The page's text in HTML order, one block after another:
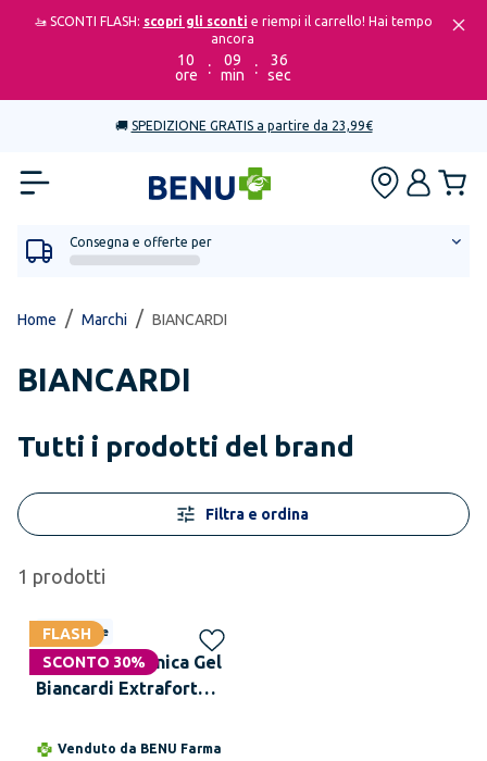
🚤 SCONTI FLASH: scopri gli sconti e riempi il carrello! Hai tempo
ancora
10
ore
:
09
min
:
36
sec
🚚 SPEDIZIONE GRATIS a partire da 23,99€
Consegna e offerte per
Home / Marchi / BIANCARDI
BIANCARDI
Tutti i prodotti del brand
Filtra e ordina
1 prodotti
FLASH
SCONTO 30%
Solo online
BIANCARDI Arnica Gel
Biancardi Extraforte
Venduto da BENU Farma